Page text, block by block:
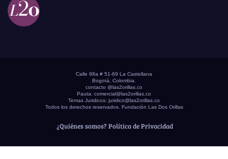
Calle 98a # 51-69 La Castellana
Bogotá, Colombia.
contacto @las2orillas.co
Pauta: comercial@las2orillas.co
Temas Juridicos: juridico@las2orillas.co
Todos los derechos reservados. Fundación Las Dos Orillas
¿Quiénes somos? Política de Privacidad